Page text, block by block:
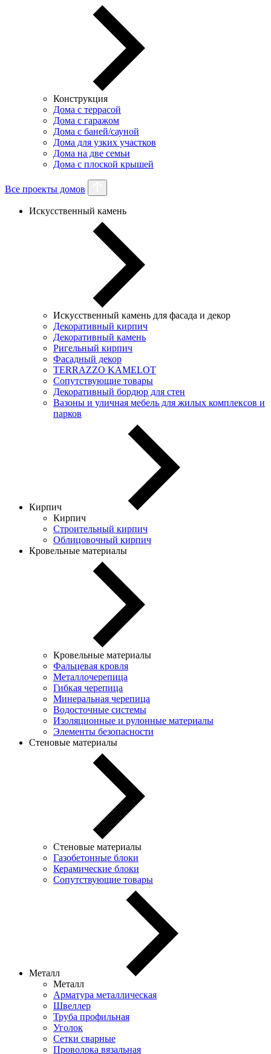
Конструкция
Дома с террасой
Дома с гаражом
Дома с баней/сауной
Дома для узких участков
Дома на две семьи
Дома с плоской крышей
Все проекты домов
Искусственный камень
Искусственный камень для фасада и декор
Декоративный кирпич
Декоративный камень
Ригельный кирпич
Фасадный декор
TERRAZZO KAMELOT
Сопутствующие товары
Декоративный бордюр для стен
Вазоны и уличная мебель для жилых комплексов и
парков
Кирпич
Кирпич
Строительный кирпич
Облицовочный кирпич
Кровельные материалы
Кровельные материалы
Фальцевая кровля
Металлочерепица
Гибкая черепица
Минеральная черепица
Водосточные системы
Изоляционные и рулонные материалы
Элементы безопасности
Стеновые материалы
Стеновые материалы
Газобетонные блоки
Керамические блоки
Сопутствующие товары
Металл
Металл
Арматура металлическая
Швеллер
Труба профильная
Уголок
Сетки сварные
Проволока вязальная